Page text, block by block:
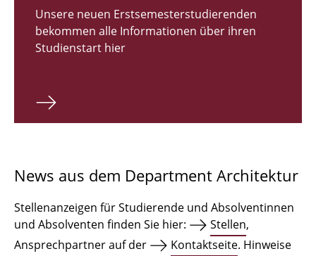
Bachelor Architektur
Master Architektur
Qualifikationsprofil
Institute
Unsere neuen Erstsemesterstudierenden
bekommen alle Informationen über ihren
Studienstart hier
News aus dem Department Architektur
Stellenanzeigen für Studierende und Absolventinnen
und Absolventen finden Sie hier:
Stellen,
Ansprechpartner auf der
Kontaktseite. Hinweise